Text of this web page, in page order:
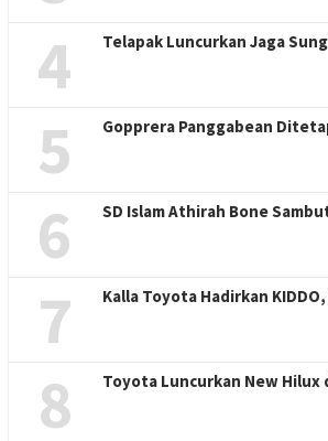
4 Telapak Luncurkan Jaga
5 Gopprera Panggabean
6 SD Islam Athirah Bone
7 Kalla Toyota Hadirkan
8 Toyota Luncurkan New Hilux